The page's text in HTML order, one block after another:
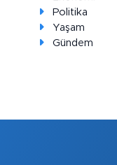
Politika
Yaşam
Gündem